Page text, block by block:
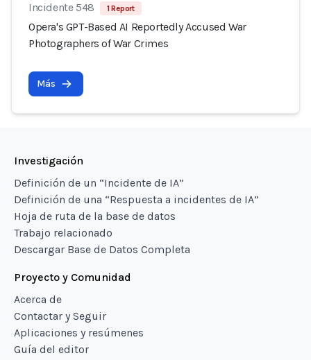
Incidente 548 1 Report
Opera's GPT-Based AI Reportedly Accused War
Photographers of War Crimes
Más
Investigación
Definición de un “Incidente de IA”
Definición de una “Respuesta a incidentes de IA”
Hoja de ruta de la base de datos
Trabajo relacionado
Descargar Base de Datos Completa
Proyecto y Comunidad
Acerca de
Contactar y Seguir
Aplicaciones y resúmenes
Guía del editor